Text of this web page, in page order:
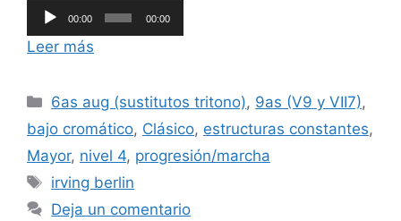
Reproductor
de
audio
00:00 00:00
Leer más
Categorías
6as aug (sustitutos tritono), 9as (V9 y VII7),
bajo cromático, Clásico, estructuras constantes,
Mayor, nivel 4, progresión/marcha
Etiquetas
irving berlin
Deja un comentario